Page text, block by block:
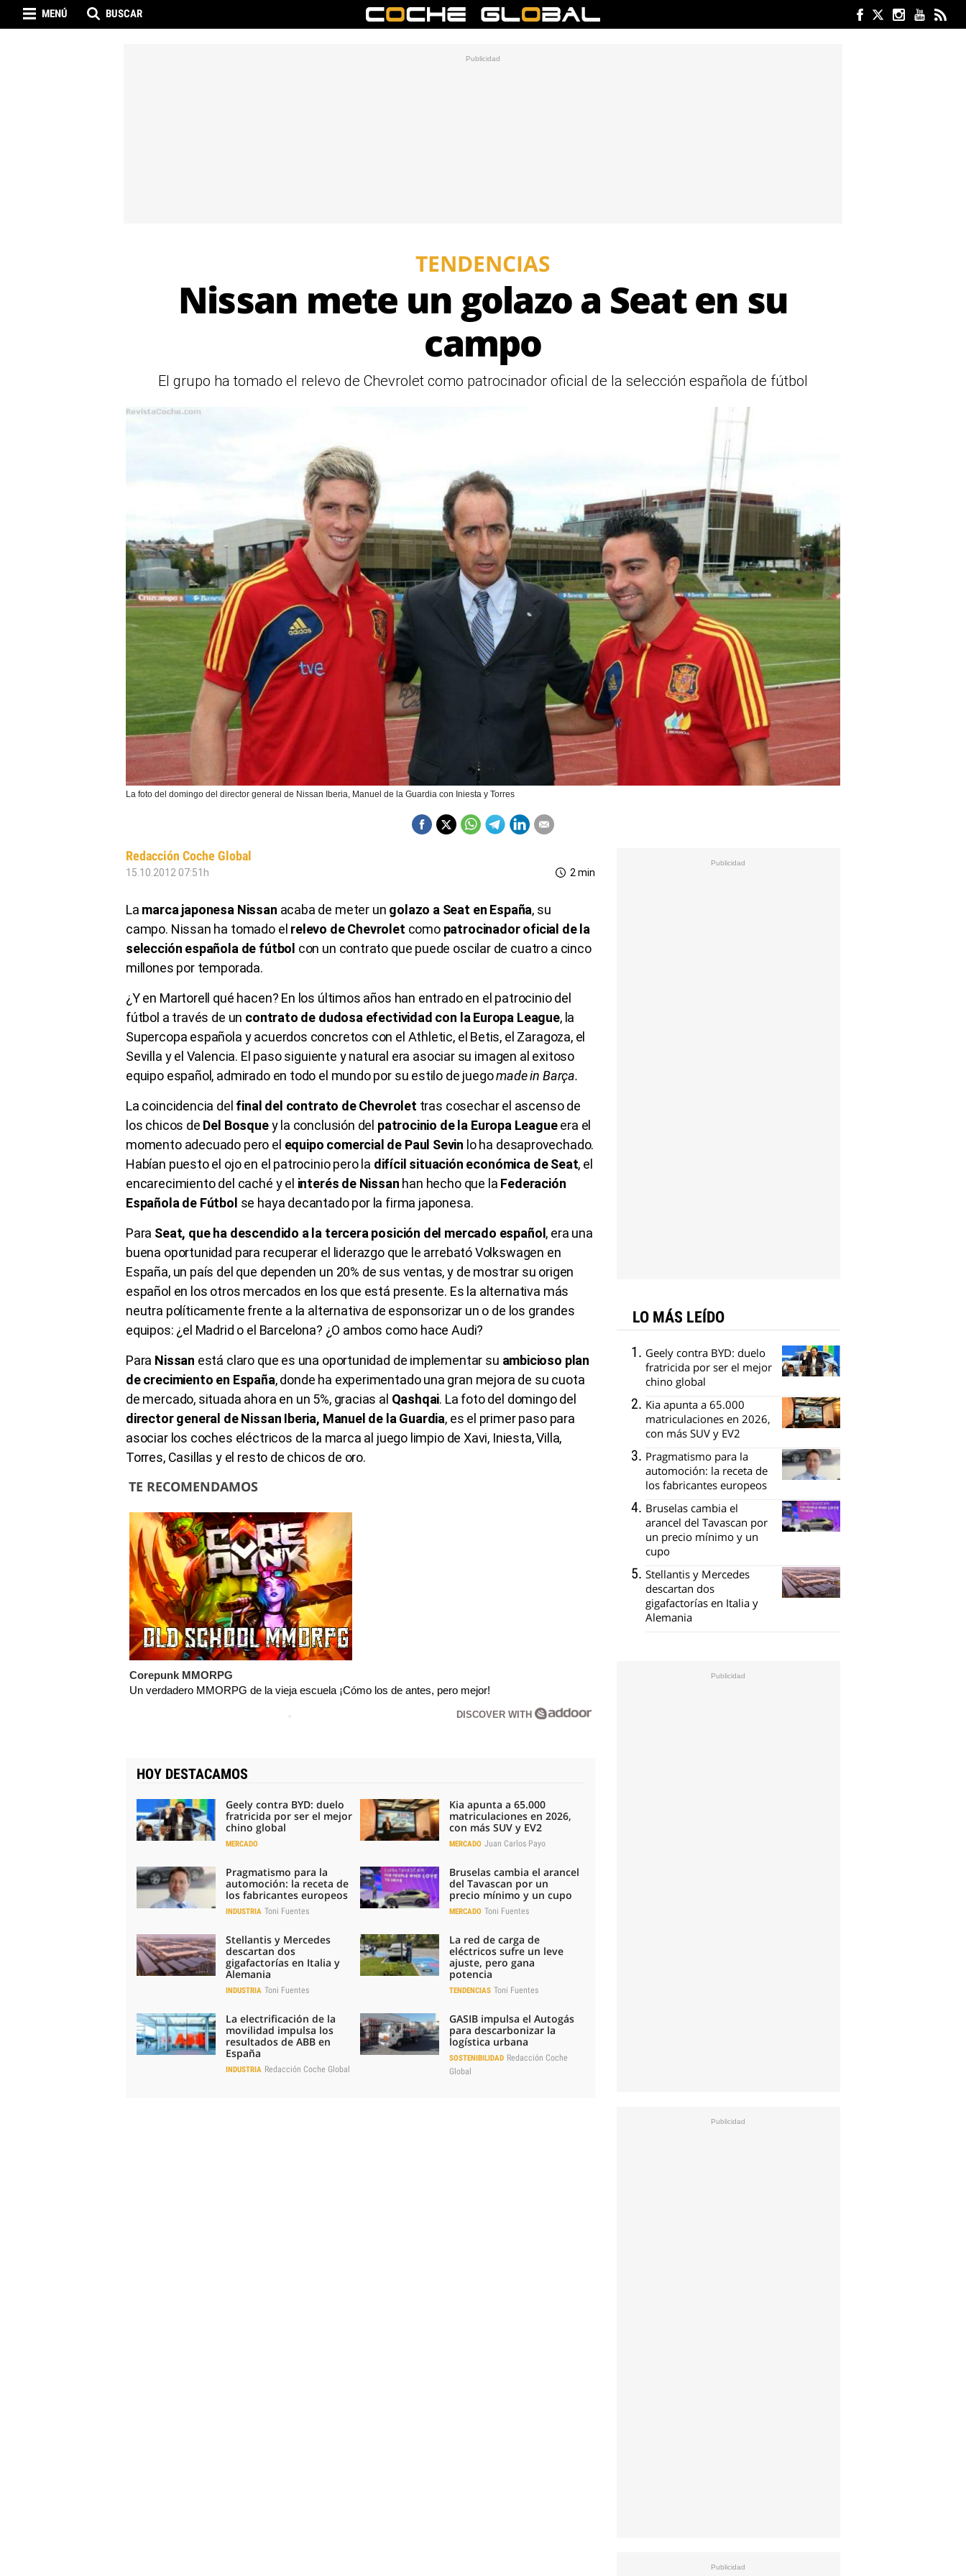
MENÚ BUSCAR
TENDENCIAS
Nissan mete un golazo a Seat en su
campo
El grupo ha tomado el relevo de Chevrolet como patrocinador oficial de la selección española de fútbol
La foto del domingo del director general de Nissan Iberia, Manuel de la Guardia con Iniesta y Torres
Redacción Coche Global
15.10.2012 07:51h 2 min
La marca japonesa Nissan acaba de meter un golazo a Seat en España, su
campo. Nissan ha tomado el relevo de Chevrolet como patrocinador oficial de la
selección española de fútbol con un contrato que puede oscilar de cuatro a cinco
millones por temporada.
¿Y en Martorell qué hacen? En los últimos años han entrado en el patrocinio del
fútbol a través de un contrato de dudosa efectividad con la Europa League, la
Supercopa española y acuerdos concretos con el Athletic, el Betis, el Zaragoza, el
Sevilla y el Valencia. El paso siguiente y natural era asociar su imagen al exitoso
equipo español, admirado en todo el mundo por su estilo de juegomade in Barça.
La coincidencia del final del contrato de Chevrolet tras cosechar el ascenso de
los chicos de Del Bosquey la conclusión del patrocinio de la Europa Leagueera el
momento adecuado pero el equipo comercial de Paul Sevin lo ha desaprovechado.
Habían puesto el ojo en el patrocinio pero la difícil situación económica de Seat, el
encarecimiento del caché y el interés de Nissan han hecho que la Federación
Española de Fútbol se haya decantado por la firma japonesa.
Para Seat, que ha descendido a la tercera posición del mercado español, era una
buena oportunidad para recuperar el liderazgo que le arrebató Volkswagen en
España, un país del que dependen un 20% de sus ventas, y de mostrar su origen
español en los otros mercados en los que está presente. Es la alternativa más
neutra políticamente frente a la alternativa de esponsorizar un o de los grandes
equipos: ¿el Madrid o el Barcelona? ¿O ambos como hace Audi?
Para Nissan está claro que es una oportunidad de implementar su ambicioso plan
de crecimiento en España, donde ha experimentado una gran mejora de su cuota
de mercado, situada ahora en un 5%, gracias al Qashqai. La foto del domingo del
director general de Nissan Iberia, Manuel de la Guardia, es el primer paso para
asociar los coches eléctricos de la marca al juego limpio de Xavi, Iniesta, Villa,
Torres, Casillas y el resto de chicos de oro.
TE RECOMENDAMOS
Corepunk MMORPG
Un verdadero MMORPG de la vieja escuela ¡Cómo los de antes, pero mejor!
DISCOVER WITH
HOY DESTACAMOS
Geely contra BYD: duelo
fratricida por ser el mejor
chino global
MERCADO
Kia apunta a 65.000
matriculaciones en 2026,
con más SUV y EV2
MERCADO Juan Carlos Payo
Pragmatismo para la
automoción: la receta de
los fabricantes europeos
INDUSTRIA Toni Fuentes
Bruselas cambia el arancel
del Tavascan por un
precio mínimo y un cupo
MERCADO Toni Fuentes
Stellantis y Mercedes
descartan dos
gigafactorías en Italia y
Alemania
INDUSTRIA Toni Fuentes
La red de carga de
eléctricos sufre un leve
ajuste, pero gana
potencia
TENDENCIAS Toni Fuentes
La electrificación de la
movilidad impulsa los
resultados de ABB en
España
INDUSTRIA Redacción Coche Global
GASIB impulsa el Autogás
para descarbonizar la
logística urbana
SOSTENIBILIDAD Redacción Coche
Global
LO MÁS LEÍDO
Geely contra BYD: duelo
fratricida por ser el mejor
chino global
Kia apunta a 65.000
matriculaciones en 2026,
con más SUV y EV2
Pragmatismo para la
automoción: la receta de
los fabricantes europeos
Bruselas cambia el
arancel del Tavascan por
un precio mínimo y un
cupo
Stellantis y Mercedes
descartan dos
gigafactorías en Italia y
Alemania